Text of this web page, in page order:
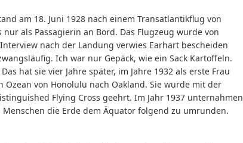
am 18. Juni 1928 nach einem Transatlantikflug von
als Passagierin an Bord. Das Flugzeug wurde von
nach der Landung verwies Earhart bescheiden
Ich war nur Gepäck, wie ein Sack Kartoffeln.
hat sie vier Jahre später, im Jahre 1932 als erste Frau
von Honolulu nach Oakland. Sie wurde mit der
Flying Cross geehrt. Im Jahr 1937 unternahmen
die Erde dem Äquator folgend zu umrunden.